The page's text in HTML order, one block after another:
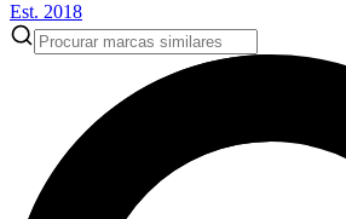
Est. 2018